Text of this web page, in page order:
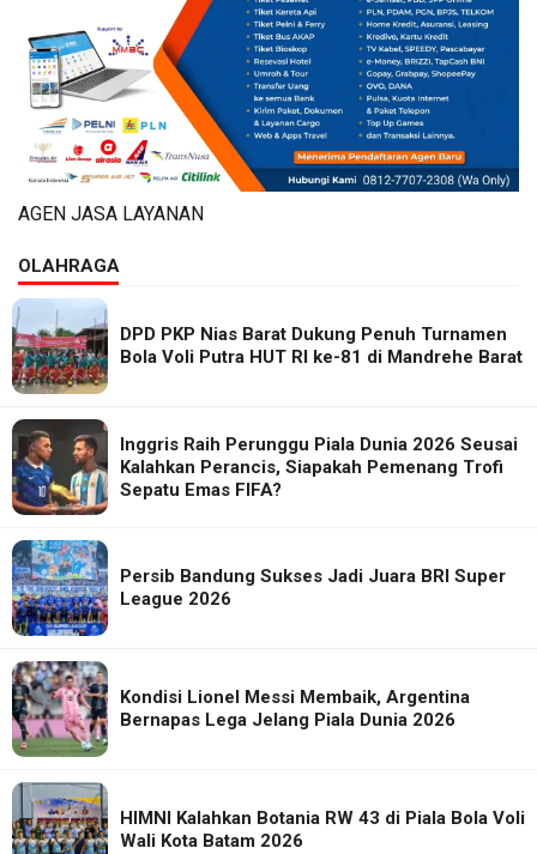
AGEN JASA LAYANAN
OLAHRAGA
DPD PKP Nias Barat Dukung Penuh Turnamen
Bola Voli Putra HUT RI ke-81 di Mandrehe Barat
Inggris Raih Perunggu Piala Dunia 2026 Seusai
Kalahkan Perancis, Siapakah Pemenang Trofi
Sepatu Emas FIFA?
Persib Bandung Sukses Jadi Juara BRI Super
League 2026
Kondisi Lionel Messi Membaik, Argentina
Bernapas Lega Jelang Piala Dunia 2026
HIMNI Kalahkan Botania RW 43 di Piala Bola Voli
Wali Kota Batam 2026